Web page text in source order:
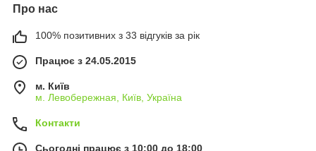
Про нас
100% позитивних з 33 відгуків за рік
Працює з 24.05.2015
м. Київ
м. Левобережная, Київ, Україна
Контакти
Сьогодні працює з 10:00 до 18:00